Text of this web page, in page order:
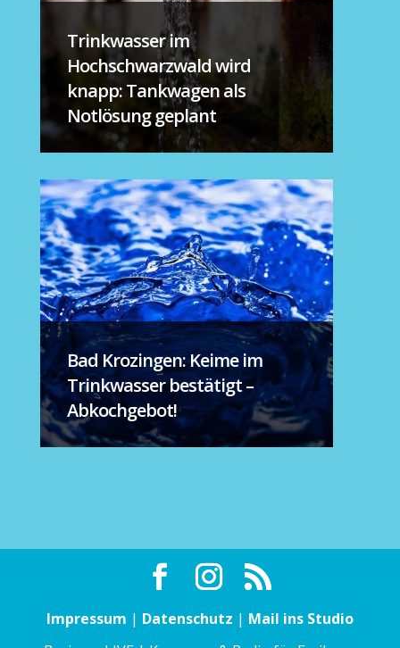
Trinkwasser im
Hochschwarzwald wird
knapp: Tankwagen als
Notlösung geplant
Bad Krozingen: Keime im
Trinkwasser bestätigt –
Abkochgebot!
Impressum | Datenschutz | Mail ins Studio